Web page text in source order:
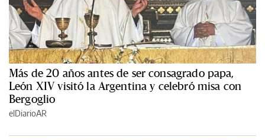
Más de 20 años antes de ser consagrado papa,
León XIV visitó la Argentina y celebró misa con
Bergoglio
elDiarioAR